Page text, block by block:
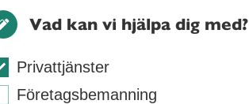
Vad kan vi hjälpa dig med?
Privattjänster
Företagsbemanning